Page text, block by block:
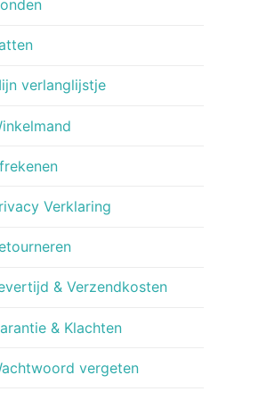
verlanglijstje
Verklaring
& Verzendkosten
& Klachten
vergeten